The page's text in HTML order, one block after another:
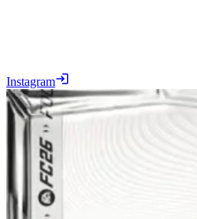
Instagram